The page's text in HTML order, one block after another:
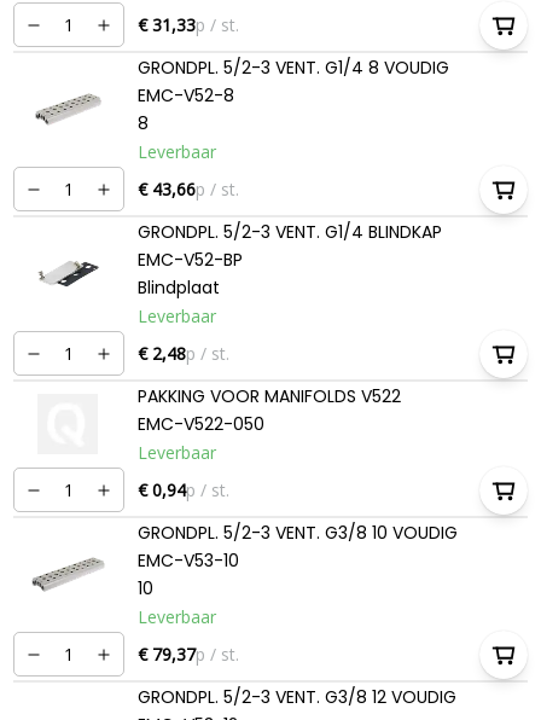
€ 31,33p / st.
GRONDPL. 5/2-3 VENT. G1/4 8 VOUDIG
EMC-V52-8
8
Leverbaar
€ 43,66p / st.
GRONDPL. 5/2-3 VENT. G1/4 BLINDKAP
EMC-V52-BP
Blindplaat
Leverbaar
€ 2,48p / st.
PAKKING VOOR MANIFOLDS V522
EMC-V522-050
Leverbaar
€ 0,94p / st.
GRONDPL. 5/2-3 VENT. G3/8 10 VOUDIG
EMC-V53-10
10
Leverbaar
€ 79,37p / st.
GRONDPL. 5/2-3 VENT. G3/8 12 VOUDIG